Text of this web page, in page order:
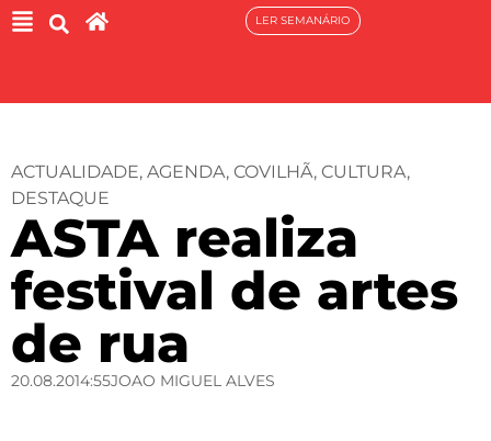
LER SEMANÁRIO
ACTUALIDADE, AGENDA, COVILHÃ, CULTURA,
DESTAQUE
ASTA realiza
festival de artes
de rua
20.08.2014:55JOAO MIGUEL ALVES